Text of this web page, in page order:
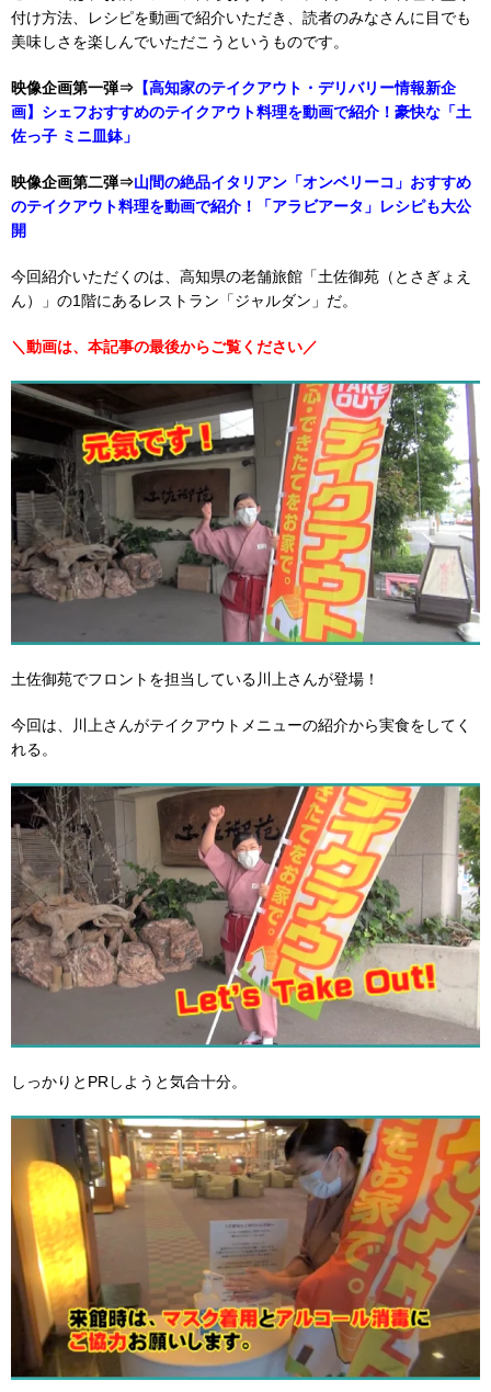
付け方法、レシピを動画で紹介いただき、読者のみなさんに目でも
美味しさを楽しんでいただこうというものです。
映像企画第一弾⇒ 【高知家のテイクアウト・デリバリー情報新企
画】シェフおすすめのテイクアウト料理を動画で紹介！豪快な「土
佐っ子 ミニ皿鉢」
映像企画第二弾⇒山間の絶品イタリアン「オンベリーコ」おすすめ
のテイクアウト料理を動画で紹介！「アラビアータ」レシピも大公
開
今回紹介いただくのは、高知県の老舗旅館「土佐御苑（とさぎょえ
ん）」の1階にあるレストラン「ジャルダン」だ。
＼動画は、本記事の最後からご覧ください／
土佐御苑でフロントを担当している川上さんが登場！
今回は、川上さんがテイクアウトメニューの紹介から実食をしてく
れる。
しっかりとPRしようと気合十分。